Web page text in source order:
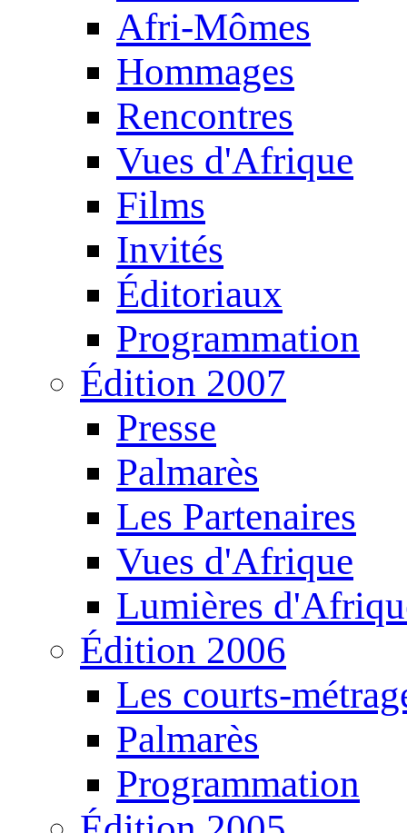
Afri-Mômes
Hommages
Rencontres
Vues d'Afrique
Films
Invités
Éditoriaux
Programmation
Édition 2007
Presse
Palmarès
Les Partenaires
Vues d'Afrique
Lumières
Édition 2006
Les courts-
Palmarès
Programmation